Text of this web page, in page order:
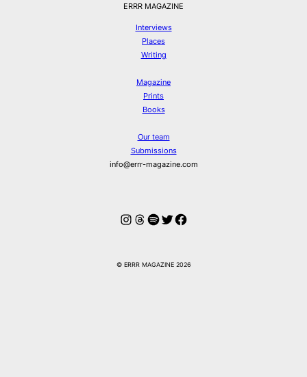
ERRR MAGAZINE
Interviews
Places
Writing
Magazine
Prints
Books
Our team
Submissions
info@errr-magazine.com
Instagram
Threads
Spotify
Twitter
Facebook
© ERRR MAGAZINE 2026